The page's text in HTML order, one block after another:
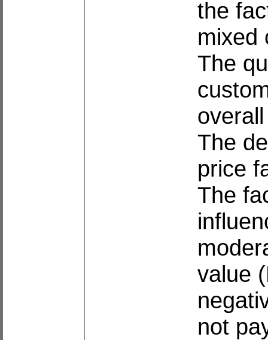
the
mixed
The
The
price
The
value
not